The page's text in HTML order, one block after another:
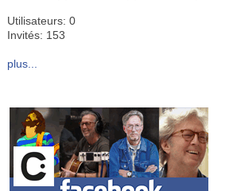
Utilisateurs: 0
Invités: 153
plus...